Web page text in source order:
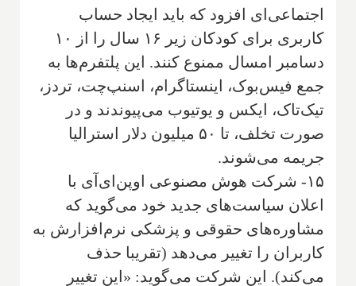
اجتماعی‌ای افزود که باید ایجاد حساب
کاربری برای کودکان زیر ۱۶ سال را از ۱۰
دسامبر امسال ممنوع کنند. این پلتفرم‌ها به
جمع فیس‌بوک، اینستاگرام، اسنپ‌چت، تردز،
تیک‌تاک، ایکس و یوتیوب می‌پیوندند و در
صورت تخلف، تا ۵۰ میلیون دلار استرالیا
جریمه می‌شوند.
۱۵- شرکت هوش مصنوعی اوپن‌ای‌آی با
اعلان سیاست‌های جدید خود می‌گوید که
مشاوره‌های حقوقی و پزشکی نرم‌افزارش به
کاربران را تغییر می‌دهد (تقریبا حذف
می‌کند). این شرکت می‌گوید: «این تغییر